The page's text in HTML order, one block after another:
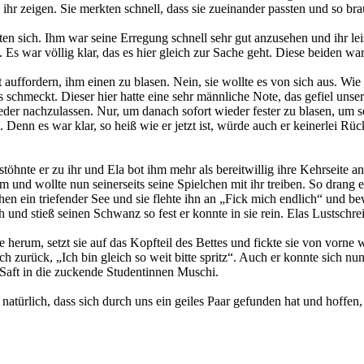
zeigen. Sie merkten schnell, dass sie zueinander passten und so
sich. Ihm war seine Erregung schnell sehr gut anzusehen und ihr
war völlig klar, das es hier gleich zur Sache geht. Diese beiden
auffordern, ihm einen zu blasen. Nein, sie wollte es von sich aus.
Dieser hier hatte eine sehr männliche Note, das gefiel
nachzulassen. Nur, um danach sofort wieder fester zu blasen,
Denn es war klar, so heiß wie er jetzt ist, würde auch er keinerlei
er zu ihr und Ela bot ihm mehr als bereitwillig ihre Kehrseite
und wollte nun seinerseits seine Spielchen mit ihr treiben. So drang
ein triefender See und sie flehte ihn an „Fick mich endlich“ und
stieß seinen Schwanz so fest er konnte in sie rein. Elas
setzt sie auf das Kopfteil des Bettes und fickte sie von
zurück, „Ich bin gleich so weit bitte spritz“. Auch er konnte sich
in die zuckende Studentinnen Muschi.
dass sich durch uns ein geiles Paar gefunden hat und